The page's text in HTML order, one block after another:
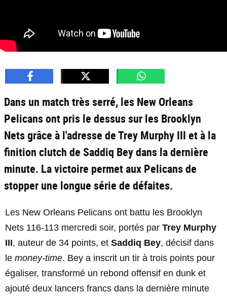
Dans un match très serré, les New Orleans
Pelicans ont pris le dessus sur les Brooklyn
Nets grâce à l'adresse de Trey Murphy III et à la
finition clutch de Saddiq Bey dans la dernière
minute. La victoire permet aux Pelicans de
stopper une longue série de défaites.
Les New Orleans Pelicans ont battu les Brooklyn
Nets 116-113 mercredi soir, portés par Trey Murphy
III, auteur de 34 points, et Saddiq Bey, décisif dans
le money-time. Bey a inscrit un tir à trois points pour
égaliser, transformé un rebond offensif en dunk et
ajouté deux lancers francs dans la dernière minute